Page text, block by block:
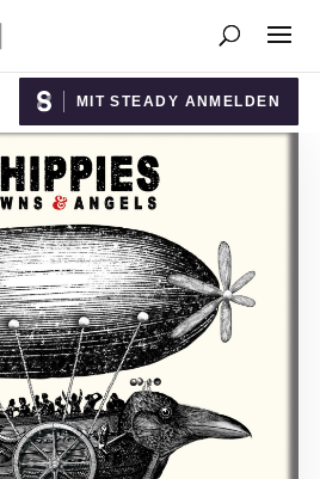
MIT STEADY ANMELDEN